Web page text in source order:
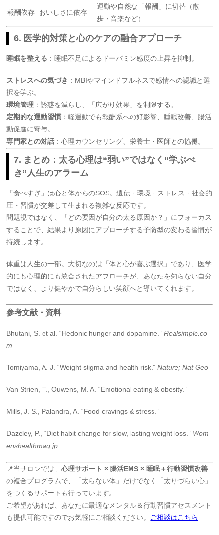
報酬依存 おいしさに依存
運動や自然な「報酬」に切替（散
歩・音楽など）
6. 医学的対策と心のケアの融合アプローチ
睡眠を整える ：睡眠不足によるドーパミン感度の上昇を抑制。
ストレスへの気づき ：MBIやマインドフルネスで感情への認識と選
択を学ぶ。
環境管理 ：誘惑を減らし、「広がり効果」を制限する。
定期的な運動習慣 ：軽運動でも報酬系への好影響、睡眠改善、腸活
動促進に寄与。
専門家との対話 ：心理カウンセリング、栄養士・医師との協働。
7. まとめ：太る心理は“弱い”ではなく“学ぶべ
き”人生のアラーム
「食べすぎ」は心と体からのSOS。遺伝・環境・ストレス・社会的
圧・習慣が交差して生まれる複雑な反応です。
問題視ではなく、「どの要因が自分の太る原因か？」にフォーカス
することで、結果より原因にアプローチする予防型の変わる習慣が
持続します。
体重は人生の一部。大切なのは「体と心が喜ぶ選択」であり、医学
的にも心理的にも統合されたアプローチが、あなたを知らない自分
ではなく、より健やかで自分らしい笑顔へと導いてくれます。
参考文献・資料
Bhutani, S. et al. “Hedonic hunger and dopamine.”Realsimple.co
m
Tomiyama, A. J. “Weight stigma and health risk.”Nature; Nat Geo
Van Strien, T., Ouwens, M. A. “Emotional eating & obesity.”
Mills, J. S., Palandra, A. “Food cravings & stress.”
Dazeley, P., “Diet habit change for slow, lasting weight loss.” Wom
enshealthmag.jp
📍当サロンでは、心理サポート × 腸活EMS × 睡眠＋行動習慣改善
の複合プログラムで、「太らない体」だけでなく「太りづらい心」
をつくるサポートも行っています。
ご希望があれば、あなたに最適なメンタル＆行動習慣アセスメント
も提供可能ですのでお気軽にご相談ください。 ご相談はこちら